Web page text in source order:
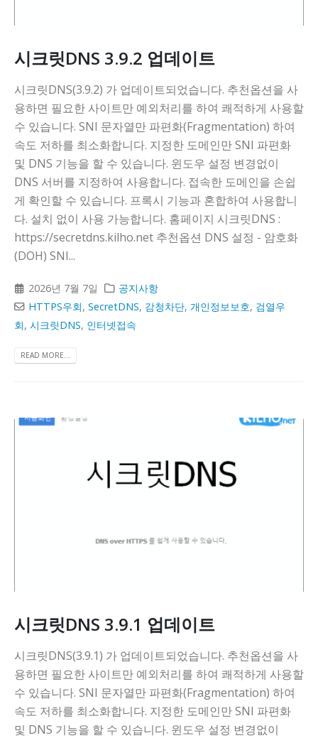
시크릿DNS 3.9.2 업데이트
시크릿DNS(3.9.2) 가 업데이트되었습니다. 추천옵션을 사
용하면 필요한 사이트만 예외처리를 하여 쾌적하게 사용할
수 있습니다. SNI 문자열만 파편화(Fragmentation) 하여
속도 저하를 최소화합니다. 지정한 도메인만 SNI 파편화
및 DNS 기능을 할 수 있습니다. 윈도우 설정 변경없이
DNS 서버를 지정하여 사용합니다. 접속한 도메인을 손쉽
게 확인할 수 있습니다. 프록시 기능과 혼합하여 사용합니
다. 설치 없이 사용 가능합니다. 홈페이지 시크릿DNS :
https://secretdns.kilho.net 추천옵션 DNS 설정 - 암호화
(DOH) SNI...
2026년 7월 7일
공지사항
HTTPS우회,SecretDNS, 감청차단, 개인정보보호, 검열우
회, 시크릿DNS, 인터넷접속
READ MORE...
시크릿DNS 3.9.1 업데이트
시크릿DNS(3.9.1) 가 업데이트되었습니다. 추천옵션을 사
용하면 필요한 사이트만 예외처리를 하여 쾌적하게 사용할
수 있습니다. SNI 문자열만 파편화(Fragmentation) 하여
속도 저하를 최소화합니다. 지정한 도메인만 SNI 파편화
및 DNS 기능을 할 수 있습니다. 윈도우 설정 변경없이